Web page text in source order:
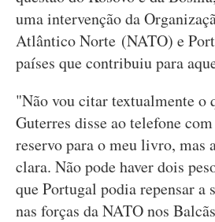
uma intervenção da
Atlântico Norte (NATO) e
países que contribuiu para
"Não vou citar textualmente o
Guterres disse ao telefone
reservo para o meu livro, mas
clara. Não pode haver dois
que Portugal podia repensar a
nas forças da NATO nos